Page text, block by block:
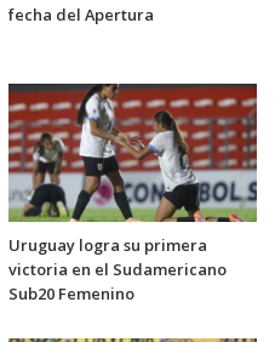
fecha del Apertura
Uruguay logra su primera
victoria en el Sudamericano
Sub20 Femenino